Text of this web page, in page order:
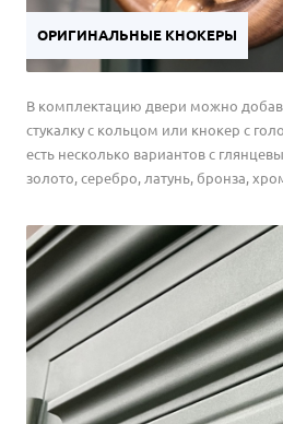
ОРИГИНАЛЬНЫЕ КНОКЕРЫ
В комплектацию двери можно
стукалку с кольцом или кнокер с
есть несколько вариантов с
золото, серебро, латунь, бронза,